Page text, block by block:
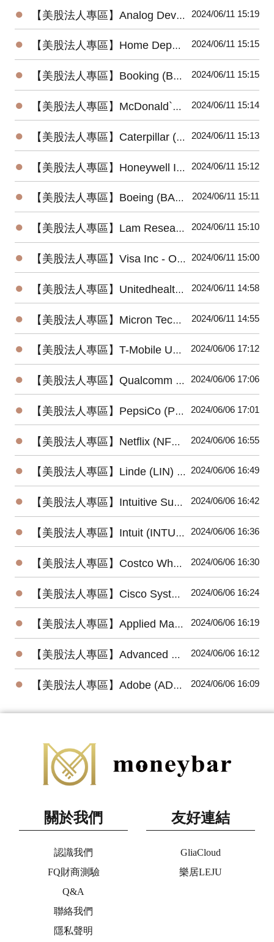
● 【美股法人專區】Analog Devices (ADI) 2024最新法說會重點摘要(5/22發布) 2024/06/11 15:19
● 【美股法人專區】Home Depot (HD) 2024最新法說會重點摘要(5/14發布) 2024/06/11 15:15
● 【美股法人專區】Booking (BKNG) 2024最新法說會重點摘要(5/2發布) 2024/06/11 15:15
● 【美股法人專區】McDonald`s (MCD) 2024最新法說會重點摘要(4/30發布) 2024/06/11 15:14
● 【美股法人專區】Caterpillar (CAT) 2024最新法說會重點摘要(4/25發布) 2024/06/11 15:13
● 【美股法人專區】Honeywell International (HON) 2024最新法說會重點摘要(4/25發布) 2024/06/11 15:12
● 【美股法人專區】Boeing (BA) 2024最新法說會重點摘要(4/24發布) 2024/06/11 15:11
● 【美股法人專區】Lam Research (LRCX) 2024最新法說會重點摘要(4/24發布) 2024/06/11 15:10
● 【美股法人專區】Visa Inc - Ordinary Shares (V) 2024最新法說會重點摘要(4/23發布) 2024/06/11 15:00
● 【美股法人專區】Unitedhealth (UNH) 2024最新法說會重點摘要(4/16發布) 2024/06/11 14:58
● 【美股法人專區】Micron Technology (MU) 2024最新法說會重點摘要(3/20發布) 2024/06/11 14:55
● 【美股法人專區】T-Mobile US (TMUS) 2024最新法說會重點摘要(4/25發布) 2024/06/06 17:12
● 【美股法人專區】Qualcomm (QCOM) 2024最新法說會重點摘要(5/1發布) 2024/06/06 17:06
● 【美股法人專區】PepsiCo (PEP) 2024最新法說會重點摘要(4/23發布) 2024/06/06 17:01
● 【美股法人專區】Netflix (NFLX) 2024最新法說會重點摘要(4/18發布) 2024/06/06 16:55
● 【美股法人專區】Linde (LIN) 2024最新法說會重點摘要(5/2發布) 2024/06/06 16:49
● 【美股法人專區】Intuitive Surgical (ISRG) 2024最新法說會重點摘要(4/18發布) 2024/06/06 16:42
● 【美股法人專區】Intuit (INTU) 2024最新法說會重點摘要(5/23發布) 2024/06/06 16:36
● 【美股法人專區】Costco Wholesale (COST) 2024最新法說會重點摘要 (5/30發布) 2024/06/06 16:30
● 【美股法人專區】Cisco Systems (CSCO) 2024最新法說會重點摘要(5/15發布) 2024/06/06 16:24
● 【美股法人專區】Applied Materials (AMAT) 2024最新法說會重點摘要 (5/16發布) 2024/06/06 16:19
● 【美股法人專區】Advanced Micro Devices (AMD) 2024最新法說會重點摘要(4/30發布) 2024/06/06 16:12
● 【美股法人專區】Adobe (ADBE) 2024最新法說會重點摘要(3/14發布) 2024/06/06 16:09
關於我們
認識我們
FQ財商測驗
Q&A
聯絡我們
隱私聲明
友好連結
GliaCloud
樂居LEJU